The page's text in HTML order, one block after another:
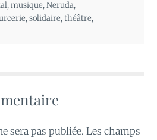
,musique,Neruda,
,solidaire,théâtre,
sera pas publiée. Les champs